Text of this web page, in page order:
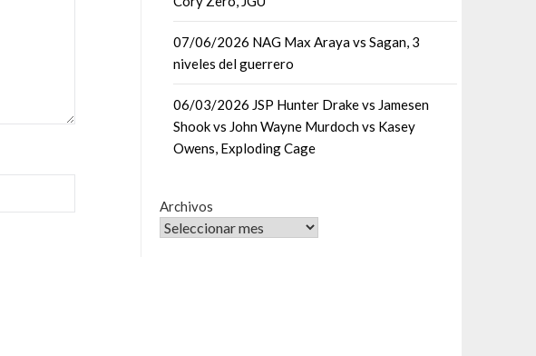
07/06/2026 NAG Max Araya vs Sagan, 3
niveles del guerrero
06/03/2026 JSP Hunter Drake vs Jamesen
Shook vs John Wayne Murdoch vs Kasey
Owens, Exploding Cage
Archivos